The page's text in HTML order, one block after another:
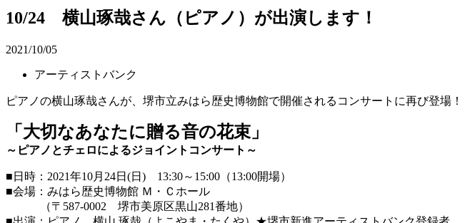
10/24 横山琢哉さん（ピアノ）が出演します！
2021/10/05
アーティストバンク
ピアノの横山琢哉さんが、堺市立みはら歴史博物館で開催されるコンサートに再び登場！
「大切なあなたに贈る音の花束」
～ピアノとチェロによるジョイントコンサート～
■日時：2021年10月24日(日) 13:30～15:00（13:00開場）
■会場：みはら歴史博物館 Ｍ・Ｃホール
（〒587-0002 堺市美原区黒山281番地）